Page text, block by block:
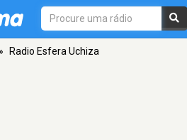
» Radio Esfera Uchiza